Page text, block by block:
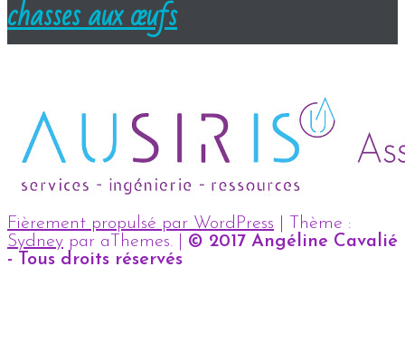
chasses aux œufs
Fièrement propulsé par WordPress
Thème :
Sydney par aThemes.
© 2017 Angéline Cavalié
- Tous droits réservés